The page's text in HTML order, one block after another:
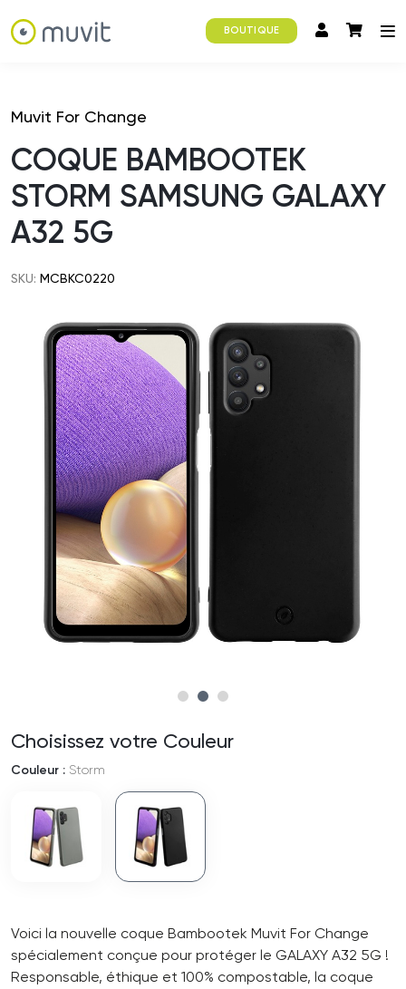
BOUTIQUE
Muvit For Change
COQUE BAMBOOTEK
STORM SAMSUNG GALAXY
A32 5G
SKU: MCBKC0220
Choisissez votre Couleur
Couleur : Storm
Voici la nouvelle coque Bambootek Muvit For Change
spécialement conçue pour protéger le GALAXY A32 5G !
Responsable, éthique et 100% compostable, la coque